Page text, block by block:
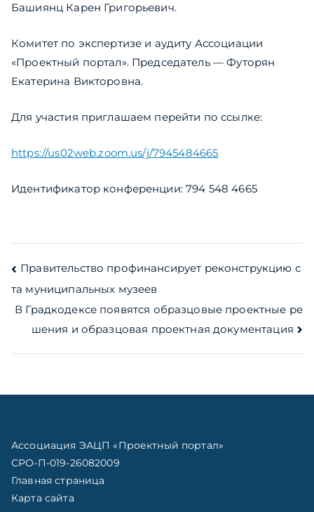
Башиянц Карен Григорьевич.
Комитет по экспертизе и аудиту Ассоциации
«Проектный портал». Председатель — Футорян
Екатерина Викторовна.
Для участия приглашаем перейти по ссылке:
https://us02web.zoom.us/j/7945484665
Идентификатор конференции: 794 548 4665
Навигация
по
записям
Правительство профинансирует реконструкцию с
та муниципальных музеев
В Градкодексе появятся образцовые проектные ре
шения и образцовая проектная документация
Ассоциация ЭАЦП «Проектный портал»
СРО-П-019-26082009
Главная страница
Карта сайта